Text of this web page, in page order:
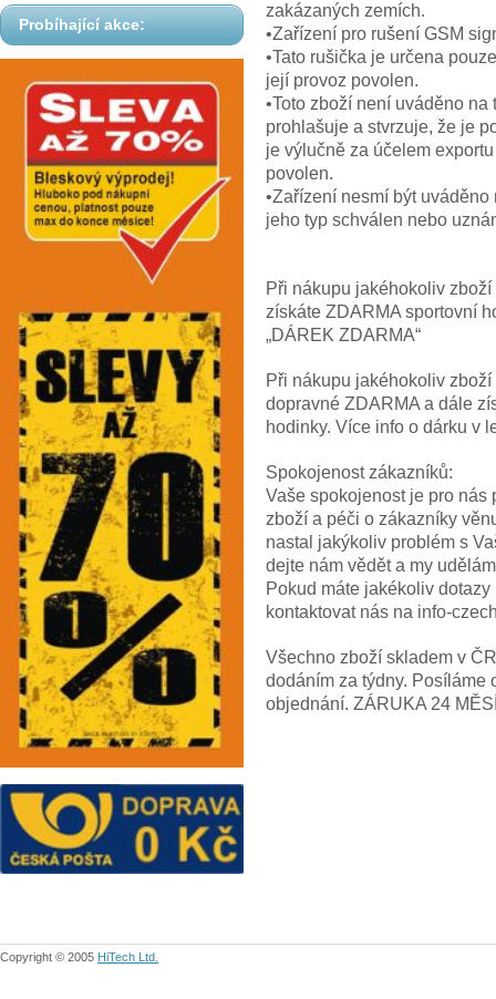
Probíhající akce:
zakázaných zemích.
•Zařízení pro rušení GSM
•Tato rušička je určena
její provoz povolen.
•Toto zboží není uváděno
prohlašuje a stvrzuje, že je
je výlučně za účelem
povolen.
•Zařízení nesmí být
jeho typ schválen nebo
Při nákupu jakéhokoliv
získáte ZDARMA sportovní
„DÁREK ZDARMA“
Při nákupu jakéhokoliv
dopravné ZDARMA a dále
hodinky. Více info o dárku v
Spokojenost zákazníků:
Vaše spokojenost je pro nás
zboží a péči o zákazníky
nastal jakýkoliv problém s
dejte nám vědět a my
Pokud máte jakékoliv
kontaktovat nás na info-
Všechno zboží skladem v
dodáním za týdny. Posíláme
objednání. ZÁRUKA 24
Copyright © 2005 HiTech Ltd.